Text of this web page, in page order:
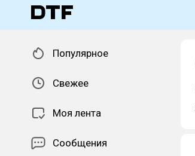
Популярное
Свежее
Моя лента
Сообщения